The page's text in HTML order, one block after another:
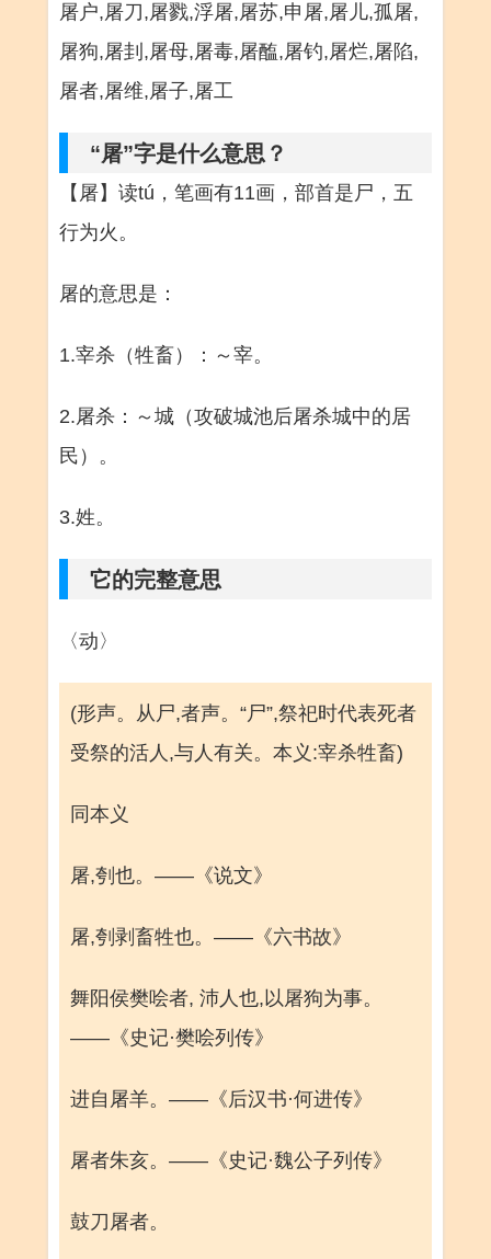
屠户,屠刀,屠戮,浮屠,屠苏,申屠,屠儿,孤屠,
屠狗,屠刲,屠母,屠毒,屠醢,屠钓,屠烂,屠陷,
屠者,屠维,屠子,屠工
“屠”字是什么意思？
【屠】读tú，笔画有11画，部首是尸，五
行为火。
屠的意思是：
1.宰杀（牲畜）：～宰。
2.屠杀：～城（攻破城池后屠杀城中的居
民）。
3.姓。
它的完整意思
〈动〉
(形声。从尸,者声。“尸”,祭祀时代表死者
受祭的活人,与人有关。本义:宰杀牲畜)
同本义
屠,刳也。——《说文》
屠,刳剥畜牲也。——《六书故》
舞阳侯樊哙者, 沛人也,以屠狗为事。
——《史记·樊哙列传》
进自屠羊。——《后汉书·何进传》
屠者朱亥。——《史记·魏公子列传》
鼓刀屠者。